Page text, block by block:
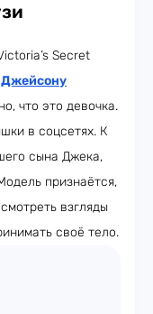
Secret
Джейсону
что это девочка.
в соцсетях. К
сына Джека,
признаётся,
взгляды
своё тело.